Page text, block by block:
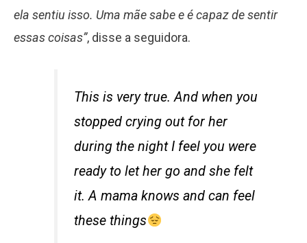
ela sentiu isso. Uma mãe sabe e é capaz de sentir
essas coisas”, disse a seguidora.
This is very true. And when you
stopped crying out for her
during the night I feel you were
ready to let her go and she felt
it. A mama knows and can feel
these things